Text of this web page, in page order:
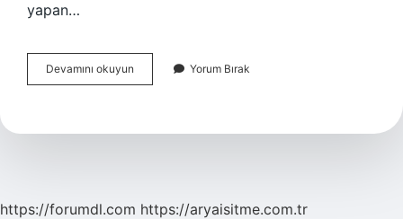
yapan…
Devamını okuyun
Nedir
Yorum Bırak
https://forumdl.com https://aryaisitme.com.tr